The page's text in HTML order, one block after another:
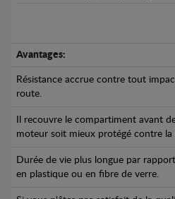
Avantages:
Résistance accrue contre tout
route.
Il recouvre le compartiment avant
moteur soit mieux protégé contre la
Durée de vie plus longue par
en plastique ou en fibre de verre.